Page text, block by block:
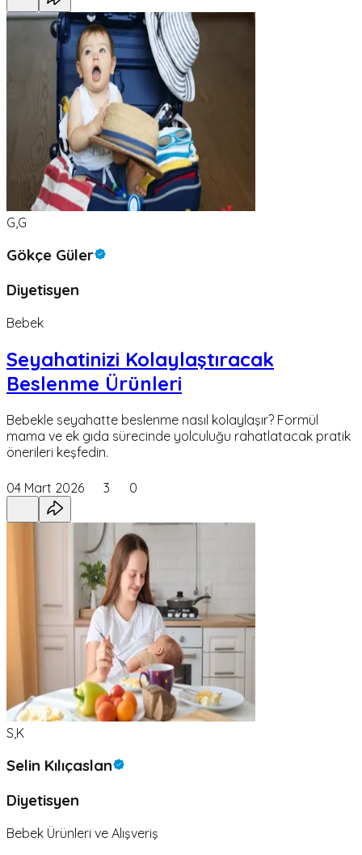
G,G
Gökçe Güler
Diyetisyen
Bebek
Seyahatinizi Kolaylaştıracak
Beslenme Ürünleri
Bebekle seyahatte beslenme nasıl kolaylaşır? Formül
mama ve ek gıda sürecinde yolculuğu rahatlatacak pratik
önerileri keşfedin.
04 Mart 2026 3 0
S,K
Selin Kılıçaslan
Diyetisyen
Bebek Ürünleri ve Alışveriş